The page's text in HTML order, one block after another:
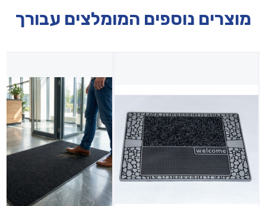
מוצרים נוספים המומלצים עבורך